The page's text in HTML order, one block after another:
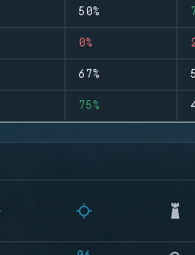
50%
0%
67%
75%